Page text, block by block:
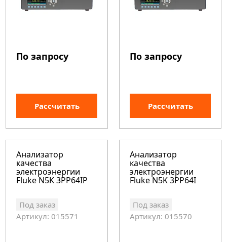
По запросу
Рассчитать
По запросу
Рассчитать
Анализатор
качества
электроэнергии
Fluke N5K 3PP64IP
Под заказ
Артикул: 015571
Анализатор
качества
электроэнергии
Fluke N5K 3PP64I
Под заказ
Артикул: 015570